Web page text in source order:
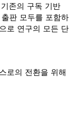
존의 구독 기반
판 모두를 포함하
로 연구의 모든 단
로의 전환을 위해